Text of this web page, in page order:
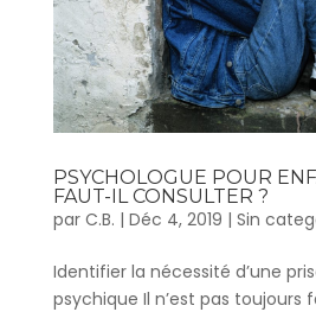
PSYCHOLOGUE POUR
FAUT-IL CONSULTER ?
par C.B. | Déc 4, 2019 | Sin
Identifier la nécessité d’une
psychique Il n’est pas